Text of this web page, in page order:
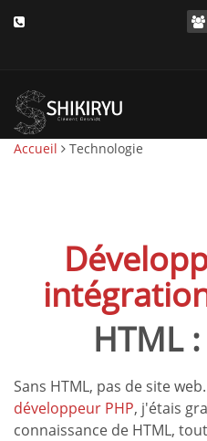
Accueil
Technologie
HTML
Sans HTML, pas de site
développeur PHP, j'étais
connaissance de HTML,